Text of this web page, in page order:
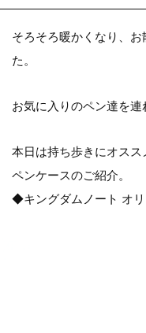
そろそろ暖かくなり、
た。
お気に入りのペン達を
本日は持ち歩きにオス
ペンケースのご紹介。
◆キングダムノート オ